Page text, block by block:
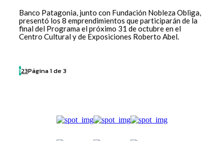
Banco Patagonia, junto con Fundación Nobleza Obliga,
presentó los 8 emprendimientos que participarán de la
final del Programa el próximo 31 de octubre en el
Centro Cultural y de Exposiciones Roberto Abel.
123Página 1 de 3